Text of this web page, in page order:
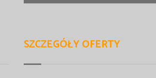
SZCZEGÓŁY OFERTY